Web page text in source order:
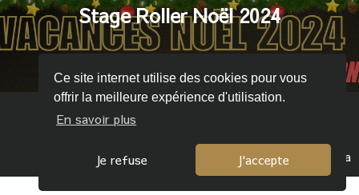
Ce site internet utilise des cookies pour vous
offrir la meilleure expérience d'utilisation.
En savoir plus
Je refuse J'accepte
Stage Roller Noël 2024
© 2026 Rollerbug - About Elisa